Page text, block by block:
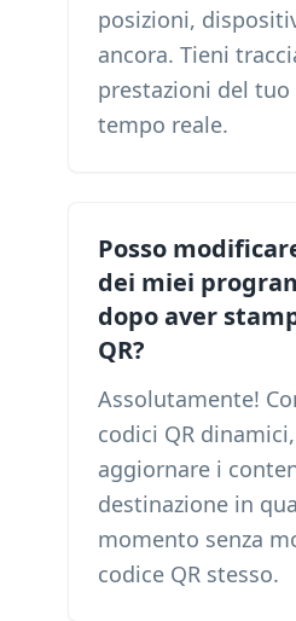
posizioni,
ancora. Tieni
prestazioni del tuo
tempo reale.
Posso
dei miei
dopo aver
QR?
Assolutamente!
codici QR
aggiornare i
destinazione in
momento senza
codice QR stesso.